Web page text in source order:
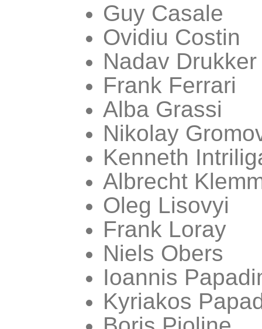
Guy Casale
Ovidiu Costin
Nadav Drukker
Frank Ferrari
Alba Grassi
Nikolay
Kenneth
Albrecht
Oleg Lisovyi
Frank Loray
Niels Obers
Ioannis
Kyriakos